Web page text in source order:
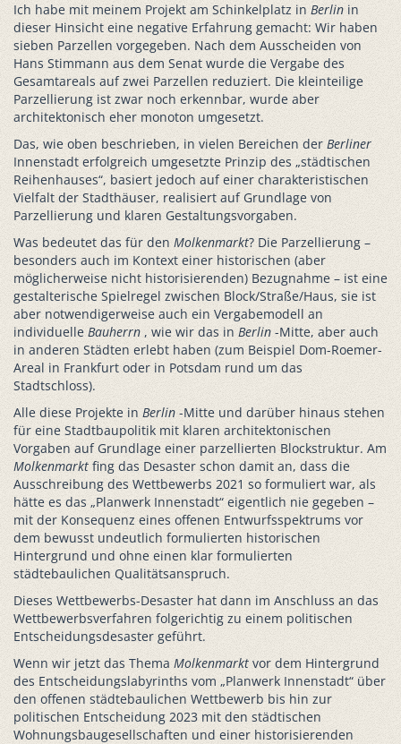
Ich habe mit meinem Projekt am Schinkelplatz in Berlin in
dieser Hinsicht eine negative Erfahrung gemacht: Wir haben
sieben Parzellen vorgegeben. Nach dem Ausscheiden von
Hans Stimmann aus dem Senat wurde die Vergabe des
Gesamtareals auf zwei Parzellen reduziert. Die kleinteilige
Parzellierung ist zwar noch erkennbar, wurde aber
architektonisch eher monoton umgesetzt.
Das, wie oben beschrieben, in vielen Bereichen der Berliner
Innenstadt erfolgreich umgesetzte Prinzip des „städtischen
Reihenhauses“, basiert jedoch auf einer charakteristischen
Vielfalt der Stadthäuser, realisiert auf Grundlage von
Parzellierung und klaren Gestaltungsvorgaben.
Was bedeutet das für den Molkenmarkt? Die Parzellierung –
besonders auch im Kontext einer historischen (aber
möglicherweise nicht historisierenden) Bezugnahme – ist eine
gestalterische Spielregel zwischen Block/Straße/Haus, sie ist
aber notwendigerweise auch ein Vergabemodell an
individuelle Bauherrn , wie wir das in Berlin -Mitte, aber auch
in anderen Städten erlebt haben (zum Beispiel Dom-Roemer-
Areal in Frankfurt oder in Potsdam rund um das
Stadtschloss).
Alle diese Projekte in Berlin -Mitte und darüber hinaus stehen
für eine Stadtbaupolitik mit klaren architektonischen
Vorgaben auf Grundlage einer parzellierten Blockstruktur. Am
Molkenmarkt fing das Desaster schon damit an, dass die
Ausschreibung des Wettbewerbs 2021 so formuliert war, als
hätte es das „Planwerk Innenstadt“ eigentlich nie gegeben –
mit der Konsequenz eines offenen Entwurfsspektrums vor
dem bewusst undeutlich formulierten historischen
Hintergrund und ohne einen klar formulierten
städtebaulichen Qualitätsanspruch.
Dieses Wettbewerbs-Desaster hat dann im Anschluss an das
Wettbewerbsverfahren folgerichtig zu einem politischen
Entscheidungsdesaster geführt.
Wenn wir jetzt das Thema Molkenmarkt vor dem Hintergrund
des Entscheidungslabyrinths vom „Planwerk Innenstadt“ über
den offenen städtebaulichen Wettbewerb bis hin zur
politischen Entscheidung 2023 mit den städtischen
Wohnungsbaugesellschaften und einer historisierenden